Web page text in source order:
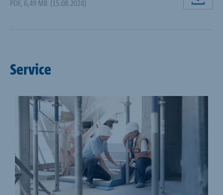
PDF, 6,49 MB (15.08.2024)
Service